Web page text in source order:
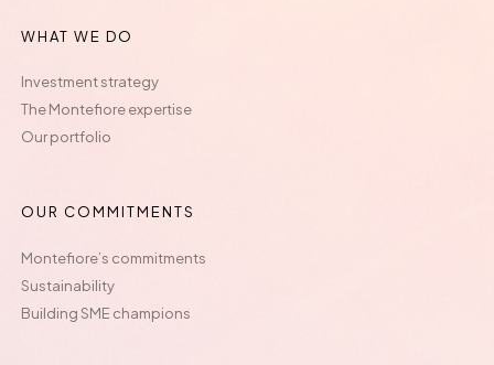
WHAT WE DO
Investment strategy
The Montefiore expertise
Our portfolio
OUR COMMITMENTS
Montefiore’s commitments
Sustainability
Building SME champions